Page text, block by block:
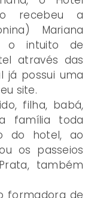
recebeu a
Mariana
o intuito de
através das
já possui uma
site.
filha, babá,
família toda
do hotel, ao
os passeios
também
formadora de